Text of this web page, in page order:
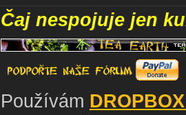
Čaj nespojuje jen
Používám